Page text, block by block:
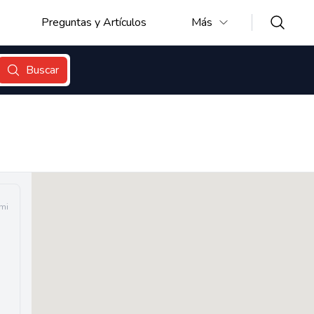
Preguntas y Artículos Más
Buscar